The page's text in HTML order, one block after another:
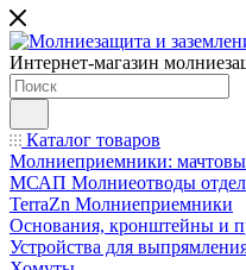
Интернет-магазин
Каталог товаров
Молниеприемники:
МСАП Молниеотводы
TerraZn Молниеприемники
Основания, кронштейны и
Устройства для